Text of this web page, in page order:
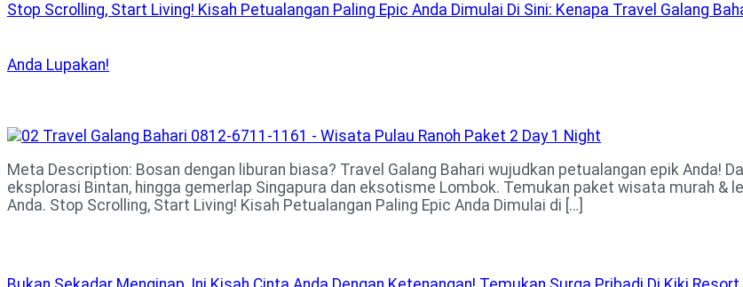
Stop Scrolling, Start Living! Kisah Petualangan Paling Epic Anda Dimulai Di Sini: Kenapa Travel Galang
Anda Lupakan!
Meta Description: Bosan dengan liburan biasa? Travel Galang Bahari wujudkan petualangan epik Anda!
eksplorasi Bintan, hingga gemerlap Singapura dan eksotisme Lombok. Temukan paket wisata murah &
Anda. Stop Scrolling, Start Living! Kisah Petualangan Paling Epic Anda Dimulai di […]